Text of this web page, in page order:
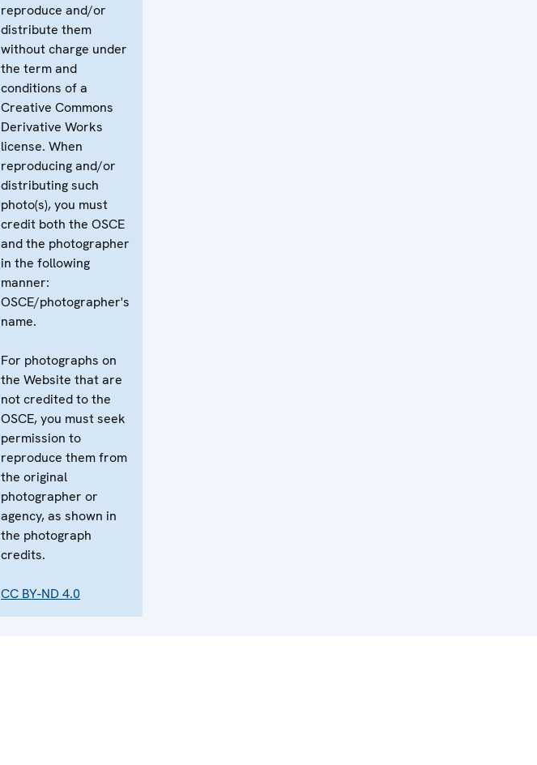
reproduce and/or
distribute them
without charge under
the term and
conditions of a
Creative Commons
Derivative Works
license. When
reproducing and/or
distributing such
photo(s), you must
credit both the OSCE
and the photographer
in the following
manner:
OSCE/photographer's
name.
For photographs on
the Website that are
not credited to the
OSCE, you must seek
permission to
reproduce them from
the original
photographer or
agency, as shown in
the photograph
credits.
CC BY-ND 4.0